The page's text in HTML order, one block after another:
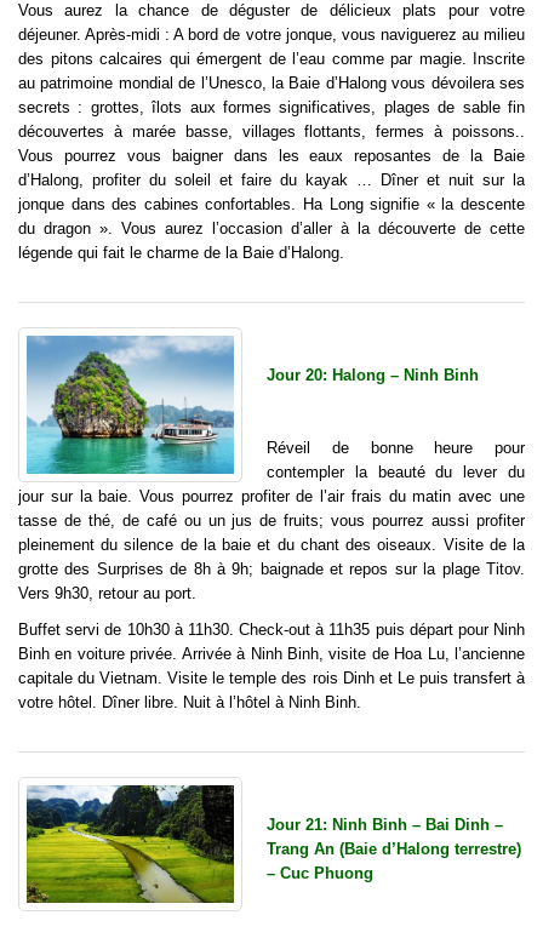
Vous aurez la chance de déguster de délicieux plats pour votre
déjeuner. Après-midi : A bord de votre jonque, vous naviguerez au milieu
des pitons calcaires qui émergent de l’eau comme par magie. Inscrite
au patrimoine mondial de l’Unesco, la Baie d’Halong vous dévoilera ses
secrets : grottes, îlots aux formes significatives, plages de sable fin
découvertes à marée basse, villages flottants, fermes à poissons..
Vous pourrez vous baigner dans les eaux reposantes de la Baie
d’Halong, profiter du soleil et faire du kayak … Dîner et nuit sur la
jonque dans des cabines confortables. Ha Long signifie « la descente
du dragon ». Vous aurez l’occasion d’aller à la découverte de cette
légende qui fait le charme de la Baie d’Halong.
Jour 20: Halong – Ninh Binh
Réveil de bonne heure pour
contempler la beauté du lever du
jour sur la baie. Vous pourrez profiter de l’air frais du matin avec une
tasse de thé, de café ou un jus de fruits; vous pourrez aussi profiter
pleinement du silence de la baie et du chant des oiseaux. Visite de la
grotte des Surprises de 8h à 9h; baignade et repos sur la plage Titov.
Vers 9h30, retour au port.
Buffet servi de 10h30 à 11h30. Check-out à 11h35 puis départ pour Ninh
Binh en voiture privée. Arrivée à Ninh Binh, visite de Hoa Lu, l’ancienne
capitale du Vietnam. Visite le temple des rois Dinh et Le puis transfert à
votre hôtel. Dîner libre. Nuit à l’hôtel à Ninh Binh.
Jour 21: Ninh Binh – Bai Dinh –
Trang An (Baie d’Halong terrestre)
– Cuc Phuong